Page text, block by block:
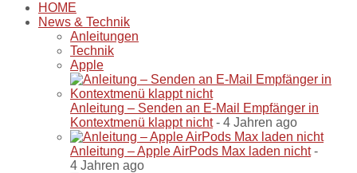
HOME
News & Technik
Anleitungen
Technik
Apple
Anleitung – Senden an E-Mail Empfänger in
Kontextmenü klappt nicht- 4 Jahren ago
Anleitung – Apple AirPods Max laden nicht-
4 Jahren ago